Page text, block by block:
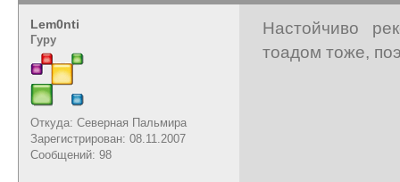
Lem0nti
Гуру
Откуда: Северная Пальмира
Зарегистрирован: 08.11.2007
Сообщений: 98
Настойчиво
тоадом тоже,